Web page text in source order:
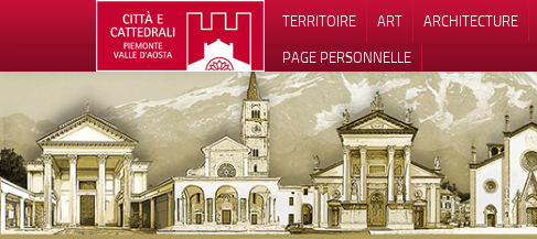
TERRITOIRE ART ARCHITECTURE
PAGE PERSONNELLE